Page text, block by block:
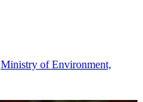
Ministry of Environment,